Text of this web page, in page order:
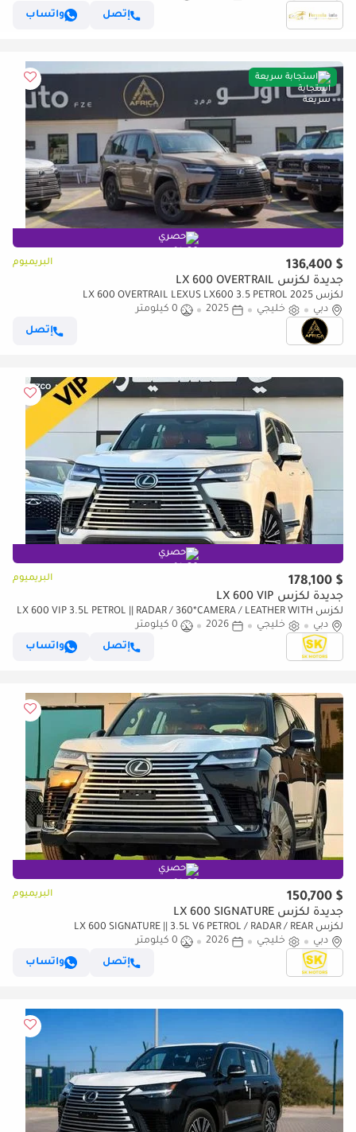
إتصل
واتساب
استجابة سريعة
حصري
$ 136,400 البريميوم
جديدة لكزس LX 600 OVERTRAIL
لكزس LX 600 OVERTRAIL LEXUS LX600 3.5 PETROL 2025
دبي
خليجي 2025
0 كيلومتر
إتصل
حصري
$ 178,100 البريميوم
جديدة لكزس LX 600 VIP
لكزس LX 600 VIP 3.5L PETROL || RADAR / 360*CAMERA / LEATHER WITH
PWR SEATS / SUNROOF / REAR ENTERTAINMENT SCREEN
دبي خليجي 2026
0 كيلومتر
إتصل
واتساب
حصري
$ 150,700 البريميوم
جديدة لكزس LX 600 SIGNATURE
لكزس LX 600 SIGNATURE || 3.5L V6 PETROL / RADAR / REAR
ENTERTAINMENT SCREEN / HEADS UP DISPALY / COOL BOX (CODE
دبي خليجي 2026
0 كيلومتر
إتصل
واتساب